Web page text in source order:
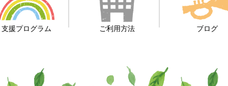
支援プログラム ご利用方法 ブログ